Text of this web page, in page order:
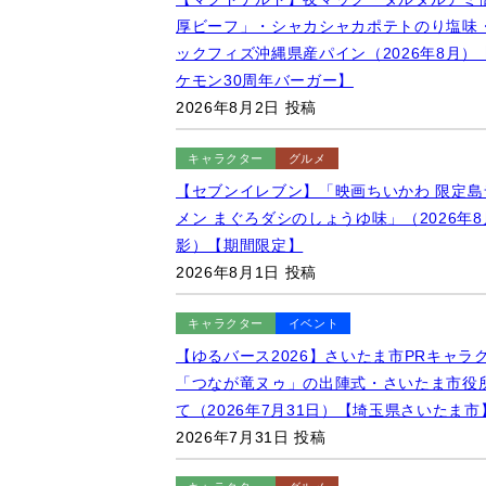
厚ビーフ」・シャカシャカポテトのり塩味
ックフィズ沖縄県産パイン（2026年8月）
ケモン30周年バーガー】
2026年8月2日 投稿
キャラクター グルメ
【セブンイレブン】「映画ちいかわ 限定島
メン まぐろダシのしょうゆ味」（2026年8
影）【期間限定】
2026年8月1日 投稿
キャラクター イベント
【ゆるバース2026】さいたま市PRキャラ
「つなが竜ヌゥ」の出陣式・さいたま市役
て（2026年7月31日）【埼玉県さいたま市
2026年7月31日 投稿